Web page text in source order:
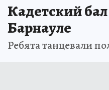
Кадетский
Барнауле
Ребята танцевали